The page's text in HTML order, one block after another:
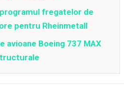
fregatelor de
pentru Rheinmetall
avioane Boeing 737 MAX